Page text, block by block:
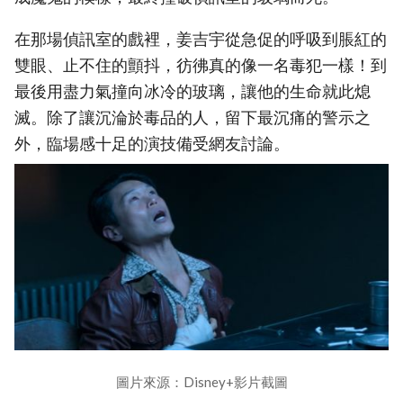
在那場偵訊室的戲裡，姜吉宇從急促的呼吸到脹紅的
雙眼、止不住的顫抖，彷彿真的像一名毒犯一樣！到
最後用盡力氣撞向冰冷的玻璃，讓他的生命就此熄
滅。除了讓沉淪於毒品的人，留下最沉痛的警示之
外，臨場感十足的演技備受網友討論。
圖片來源：Disney+影片截圖